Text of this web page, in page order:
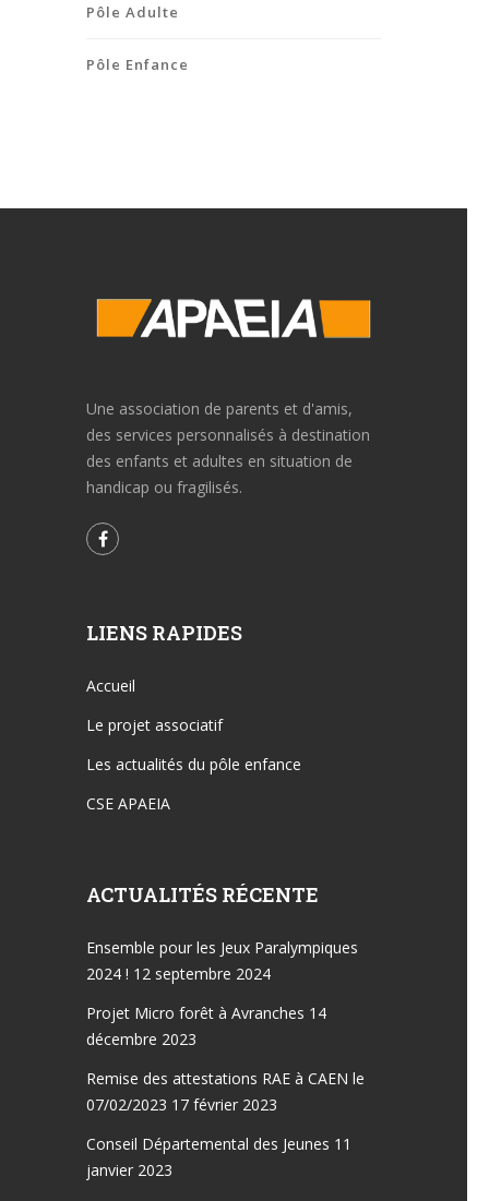
Pôle Adulte
Pôle Enfance
Une association de parents et d'amis,
des services personnalisés à destination
des enfants et adultes en situation de
handicap ou fragilisés.
LIENS RAPIDES
Accueil
Le projet associatif
Les actualités du pôle enfance
CSE APAEIA
ACTUALITÉS RÉCENTE
Ensemble pour les Jeux Paralympiques
2024 ! 12 septembre 2024
Projet Micro forêt à Avranches 14
décembre 2023
Remise des attestations RAE à CAEN le
07/02/2023 17 février 2023
Conseil Départemental des Jeunes 11
janvier 2023